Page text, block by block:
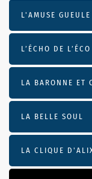
L'AMUSE GUEULE
L’ÉCHO DE L’ÉCO
LA BARONNE ET
LA BELLE SOUL
LA CLIQUE